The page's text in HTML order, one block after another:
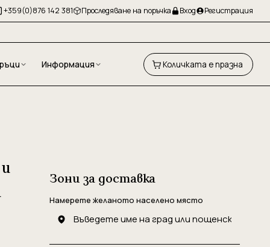
+359(0)876 142 381 Проследяване на поръчка Вход Регистрация
Информация Количката е празна
Зони за доставка
Намерете желаното населено място